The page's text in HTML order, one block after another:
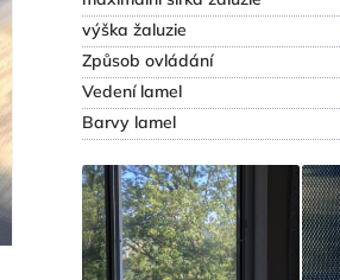
výška žaluzie
Způsob ovládání
Vedení lamel
Barvy lamel